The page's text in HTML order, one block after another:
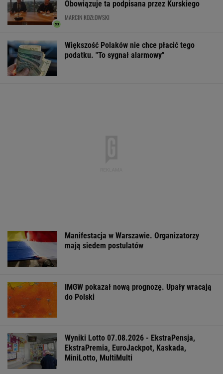
Obowiązuje ta podpisana przez Kurskiego
MARCIN KOZŁOWSKI
Większość Polaków nie chce płacić tego
podatku. "To sygnał alarmowy"
Manifestacja w Warszawie. Organizatorzy
mają siedem postulatów
IMGW pokazał nową prognozę. Upały wracają
do Polski
Wyniki Lotto 07.08.2026 - EkstraPensja,
EkstraPremia, EuroJackpot, Kaskada,
MiniLotto, MultiMulti